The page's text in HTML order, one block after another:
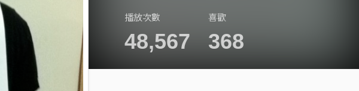
播放次數
48,567
喜歡
368